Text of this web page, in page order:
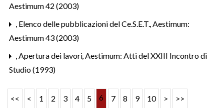
Aestimum 42 (2003)
, Elenco delle pubblicazioni del Ce.S.E.T.,Aestimum:
Aestimum 43 (2003)
,Apertura dei lavori,Aestimum: Atti del XXIII Incontro di
Studio (1993)
<< < 1 2 3 4 5 6 7 8 9 10 > >>